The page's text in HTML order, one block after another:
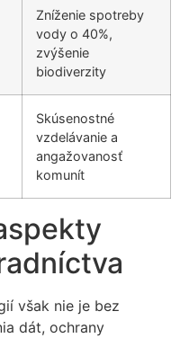
Zníženie spotreby
vody o 40%,
zvýšenie
biodiverzity
Skúsenostné
vzdelávanie a
angažovanosť
komunít
však nie je bez
dát, ochrany